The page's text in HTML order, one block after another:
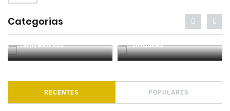
Categorias
Entrevistas Análises
RECENTES POPULARES